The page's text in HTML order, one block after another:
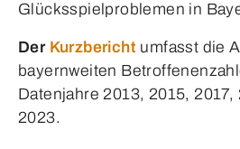
Glücksspielproblemen in
Der Kurzbericht umfasst die
bayernweiten
Datenjahre 2013, 2015, 2017,
2023.